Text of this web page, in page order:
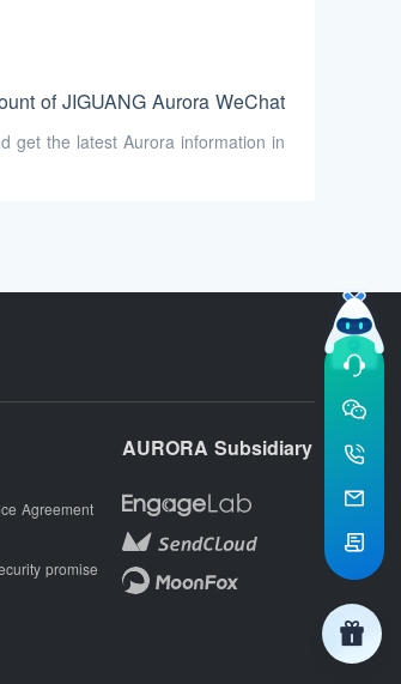
of JIGUANG Aurora WeChat
get the latest Aurora information in
Agreement
promise
AURORA Subsidiary